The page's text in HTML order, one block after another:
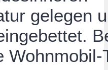
gelegen